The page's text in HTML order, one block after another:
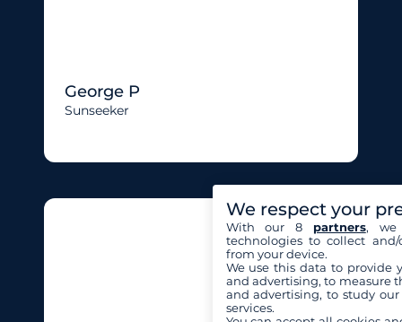
George P
Sunseeker
We respect your
With our 8 partners, we
technologies to collect
from your device.
We use this data to provide
and advertising, to measure
and advertising, to study
services.